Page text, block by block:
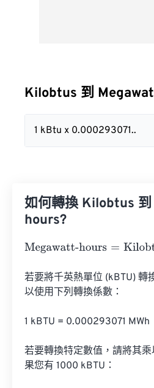
Kilobtus 到
1 kBtu x 0.000293071..
如何轉換 Kilobtus
hours?
Megawatt-hours=Kilobtus×
若要將千英熱單位 (kBTU) 轉
以使用下列轉換係數：
1 kBTU = 0.000293071 MWh
若要轉換特定數值，請將其
果您有 1000 kBTU：